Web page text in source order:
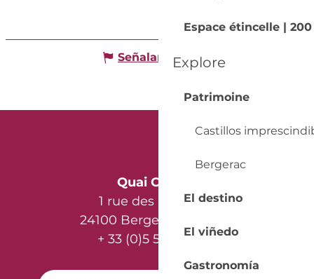
Espace étincelle |
Explore
Patrimoine
Castillos
Bergerac
El destino
El viñedo
Gastronomía
Señalar un error
Quai Cyrano
1 rue des Récollets
24100 Bergerac - France
+ 33 (0)5 53 57 03 11